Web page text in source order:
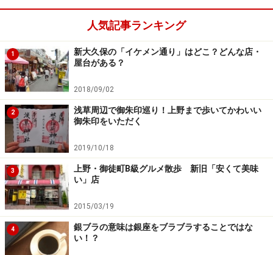
人気記事ランキング
1
新大久保の「イケメン通り」はどこ？どんな店・
屋台がある？
2018/09/02
2
浅草周辺で御朱印巡り！上野まで歩いてかわいい
御朱印をいただく
2019/10/18
3
上野・御徒町B級グルメ散歩 新旧「安くて美味
い」店
2015/03/19
4
銀ブラの意味は銀座をブラブラすることではな
い！？